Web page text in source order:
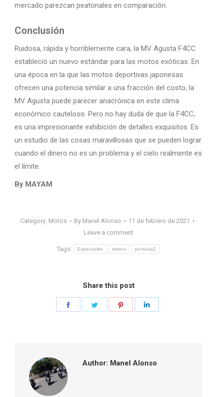
mercado parezcan peatonales en comparación.
Conclusión
Ruidosa, rápida y horriblemente cara, la MV Agusta F4CC
estableció un nuevo estándar para las motos exóticas. En
una época en la que las motos deportivas japonesas
ofrecen una potencia similar a una fracción del costo, la
MV Agusta puede parecer anacrónica en este clima
económico cauteloso. Pero no hay duda de que la F4CC,
es una impresionante exhibición de detalles exquisitos. Es
un estudio de las cosas maravillosas que se pueden lograr
cuando el dinero no es un problema y el cielo realmente es
el límite.
By MAYAM
Category: Motos By Manel Alonso
11 de febrero de 2021
Leave a comment
Tags: Especiales motos portada2
Share this post
Author: Manel Alonso